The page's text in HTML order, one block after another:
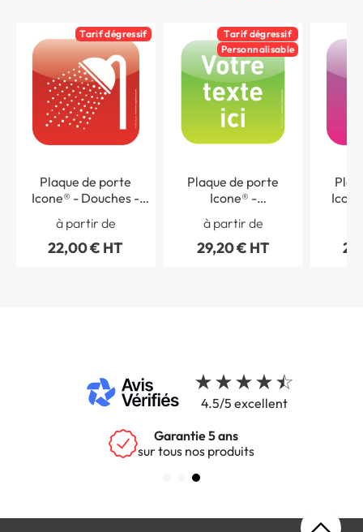
Tarif dégressif
Plaque de porte
Icone® - Douches -
120 x 120 mm
à partir de
22,00 € HT
Tarif dégressif
Personnalisable
Plaque de porte
Icone® -
Personnalisée - 120 x
120 mm
à partir de
29,20 € HT
4.5/5 excellent
Garantie 5 ans
sur tous nos produits